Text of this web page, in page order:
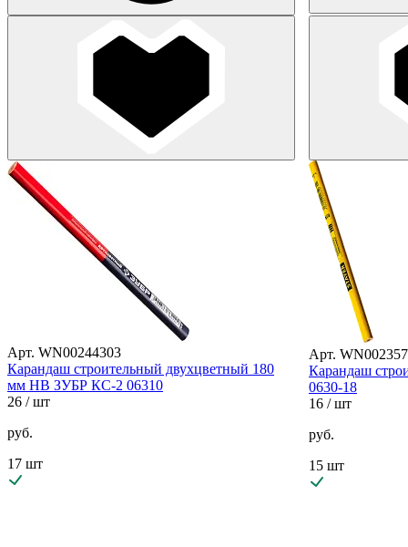
Арт. WN00244303
Карандаш строительный двухцветный 180
мм HB ЗУБР КС-2 06310
26 / шт
руб.
17 шт
Арт.
Карандаш
0630-18
16 / шт
руб.
15 шт